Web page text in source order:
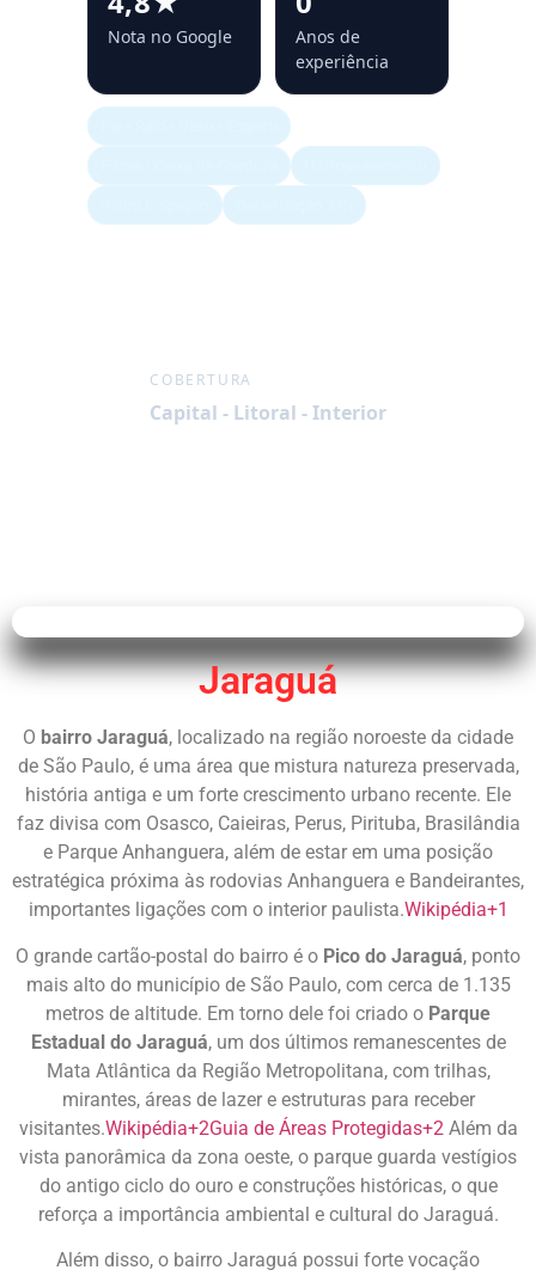
Nota no Google
Anos de
experiência
COBERTURA
Capital - Litoral - Interior
Jaraguá
O bairro Jaraguá, localizado na região noroeste da cidade
de São Paulo, é uma área que mistura natureza preservada,
história antiga e um forte crescimento urbano recente. Ele
faz divisa com Osasco, Caieiras, Perus, Pirituba, Brasilândia
e Parque Anhanguera, além de estar em uma posição
estratégica próxima às rodovias Anhanguera e Bandeirantes,
importantes ligações com o interior paulista.Wikipédia+1
O grande cartão-postal do bairro é o Pico do Jaraguá, ponto
mais alto do município de São Paulo, com cerca de 1.135
metros de altitude. Em torno dele foi criado o Parque
Estadual do Jaraguá, um dos últimos remanescentes de
Mata Atlântica da Região Metropolitana, com trilhas,
mirantes, áreas de lazer e estruturas para receber
visitantes.Wikipédia+2Guia de Áreas Protegidas+2Além da
vista panorâmica da zona oeste, o parque guarda vestígios
do antigo ciclo do ouro e construções históricas, o que
reforça a importância ambiental e cultural do Jaraguá.
Além disso, o bairro Jaraguá possui forte vocação